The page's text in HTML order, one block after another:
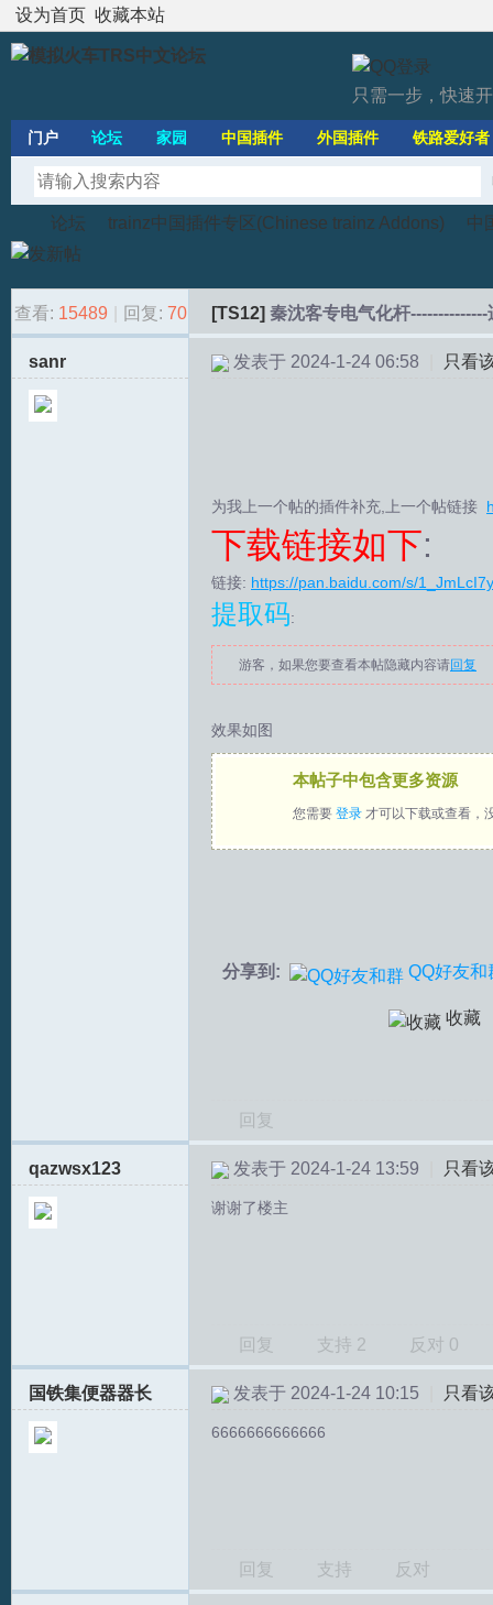
设为首页 收藏本站
只需一步，快速
门户 论坛 家园 中国插件 外国插件 铁路爱好者
模»
论坛
›
trainz中国插件专区(Chinese trainz Addons)
›
中
查看: 15489 回复: 70 [TS12] 秦沈客专电气化杆
sanr 发表于 2024-1-24 06:58 只看
为我上一个帖的插件补充,上一个帖链接
下载链接如下:
链接: https://pan.baidu.com/s/
提取码:
游客，如果您要查看本帖隐藏内容请回复
效果如图
本帖子中包含更多资源
您需要 登录 才可以下载或查看，
分享到: QQ好友和
收藏
回复
qazwsx123 发表于 2024-1-24 13:59 只看
谢谢了楼主
回复 支持 2 反对 0
国铁集便器器长 发表于 2024-1-24 10:15 只看
6666666666666
回复 支持 反对